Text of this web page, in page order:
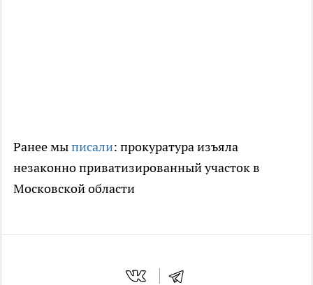
Ранее мыписали: прокуратура изъяла
незаконно приватизированный участок в
Московской области